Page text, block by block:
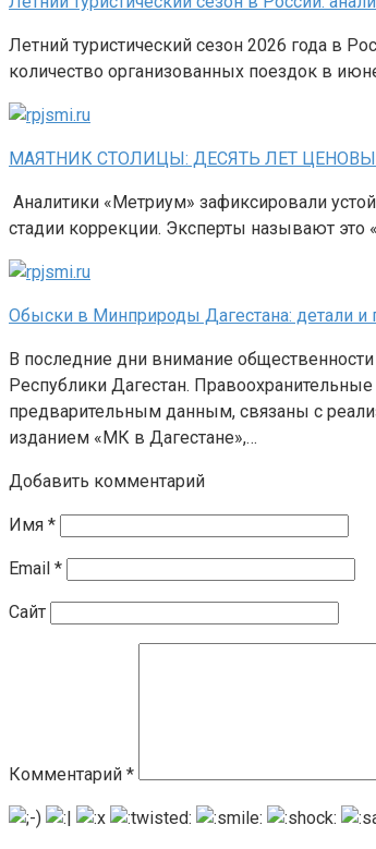
Летний туристический сезон 2026 года в
количество организованных поездок в
МАЯТНИК СТОЛИЦЫ: ДЕСЯТЬ ЛЕТ
Аналитики «Метриум» зафиксировали
стадии коррекции. Эксперты называют это
Обыски в Минприроды Дагестана: детали и
В последние дни внимание
Республики Дагестан.
предварительным данным, связаны с
изданием «МК в Дагестане»,…
Добавить комментарий
Имя *
Email *
Сайт
Комментарий *